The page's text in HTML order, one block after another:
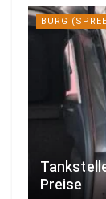
BURG
Preise